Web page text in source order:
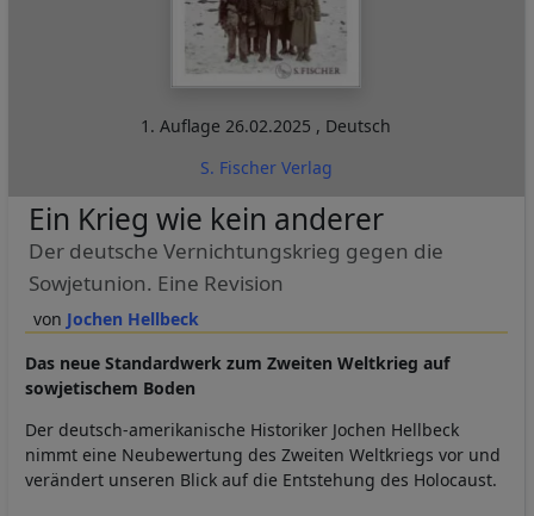
1. Auflage 26.02.2025 , Deutsch
S. Fischer Verlag
Jochen Hellbeck
Ein Krieg wie kein anderer
Der deutsche Vernichtungskrieg gegen die
Sowjetunion. Eine Revision
Das neue Standardwerk zum Zweiten Weltkrieg auf
sowjetischem Boden
Der deutsch-amerikanische Historiker Jochen Hellbeck
nimmt eine Neubewertung des Zweiten Weltkriegs vor und
verändert unseren Blick auf die Entstehung des Holocaust.